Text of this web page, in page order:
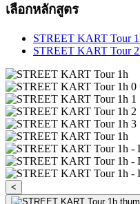
เลือกหลักสูตร
STREET KART Tour
STREET KART Tour
<